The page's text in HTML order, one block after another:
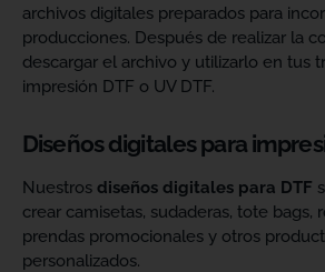
archivos digitales preparados para
producciones. Después de realizar la
descargar el archivo y utilizarlo en tus
impresión DTF o UV DTF.
Diseños digitales para
Nuestros diseños digitales para DTF
crear camisetas, sudaderas, tote bags,
prendas promocionales y otros
personalizados.